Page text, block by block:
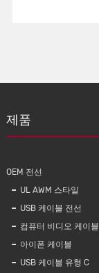
제품
OEM 전선
UL AWM 스타일
USB 케이블 전선
컴퓨터 비디오 케이블
아이폰 케이블
USB 케이블 유형 C